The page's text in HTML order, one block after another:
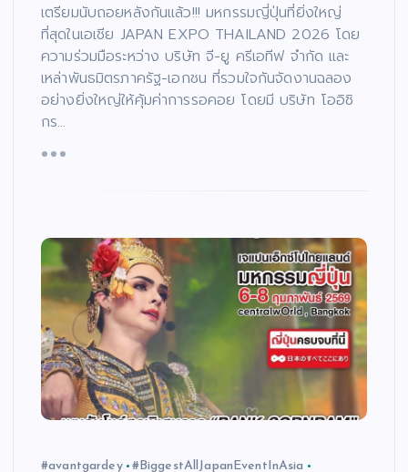
เตรียมนับถอยหลังกันแล้ว!!! มหกรรมญี่ปุ่นที่ยิ่งใหญ่
ที่สุดในเอเชีย JAPAN EXPO THAILAND 2026 โดย
ความร่วมมือระหว่าง บริษัท จี-ยู ครีเอทีฟ จำกัด และ
เหล่าพันธมิตรภาครัฐ-เอกชน ที่รวมใจกันจัดงานฉลอง
อย่างยิ่งใหญ่ให้คุ้มค่าการรอคอย โดยมี บริษัท โออิชิ
กร…
#avantgardey
#BiggestAllJapanEventInAsia